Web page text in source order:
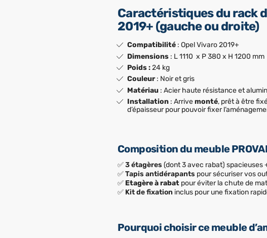
Caractéristiques du rack
2019+ (gauche ou droite)
Compatibilité : Opel Vivaro 2019+
Dimensions : L 1110 x P 380 x H 1200 mm
Poids :24 kg
Couleur: Noir et gris
Matériau : Acier haute résistance et
Installation : Arrivemonté, prêt à être
d’épaisseur pour pouvoir fixer
Composition du meuble
✅3 étagères (dont 3 avec rabat) spacieuses
✅Tapis antidérapants pour sécuriser vos
✅ Etagère à rabat pour éviter la chute de
✅ Kit de fixation inclus pour une fixation
Pourquoi choisir ce meuble